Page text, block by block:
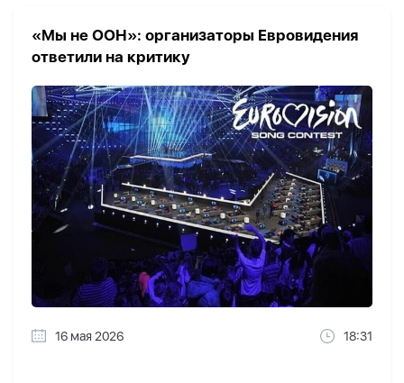
«Мы не ООН»: организаторы Евровидения
ответили на критику
16 мая 2026 18:31